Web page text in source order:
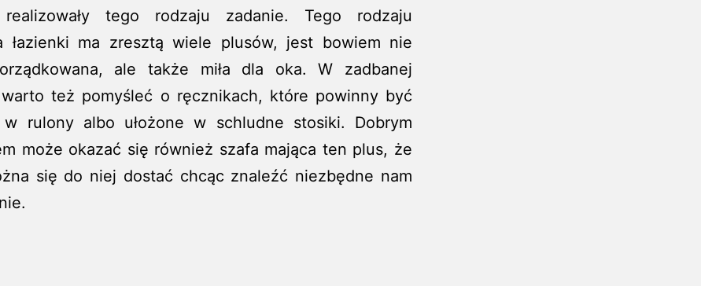
tego rodzaju zadanie. Tego rodzaju
łazienki ma zresztą wiele plusów, jest bowiem nie
ale także miła dla oka. W zadbanej
warto też pomyśleć o ręcznikach, które powinny być
rulony albo ułożone w schludne stosiki. Dobrym
może okazać się również szafa mająca ten plus, że
się do niej dostać chcąc znaleźć niezbędne nam